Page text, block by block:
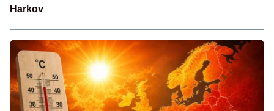
Harkov